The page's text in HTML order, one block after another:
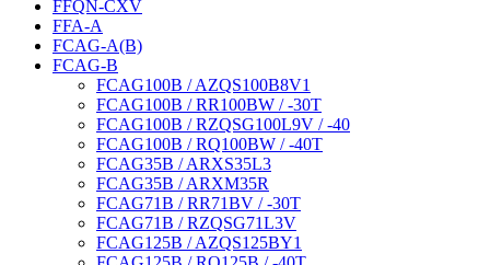
FFQN-CXV
FFA-A
FCAG-A(B)
FCAG-B
FCAG100B / AZQS100B8V1
FCAG100B / RR100BW / -30T
FCAG100B / RZQSG100L9V / -40
FCAG100B / RQ100BW / -40T
FCAG35B / ARXS35L3
FCAG35B / ARXM35R
FCAG71B / RR71BV / -30T
FCAG71B / RZQSG71L3V
FCAG125B / AZQS125BY1